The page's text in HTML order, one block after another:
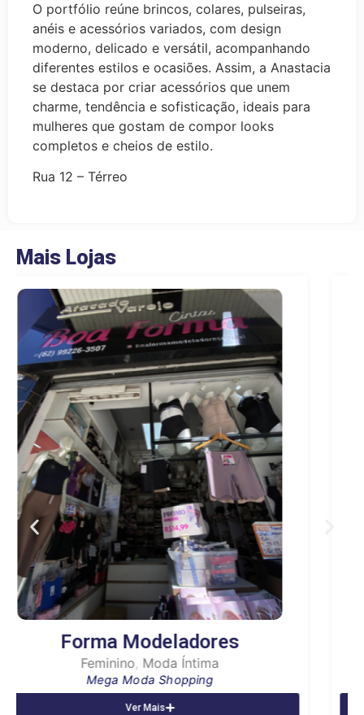
O portfólio reúne brincos, colares, pulseiras,
anéis e acessórios variados, com design
moderno, delicado e versátil, acompanhando
diferentes estilos e ocasiões. Assim, a Anastacia
se destaca por criar acessórios que unem
charme, tendência e sofisticação, ideais para
mulheres que gostam de compor looks
completos e cheios de estilo.
Rua 12 – Térreo
Mais Lojas
Vanuza Andrade
Feminino
Mega Moda Shopping
Ver Mais